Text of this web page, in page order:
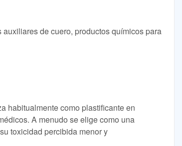
de cuero, productos químicos para
habitualmente como plastificante en
A menudo se elige como una
toxicidad percibida menor y